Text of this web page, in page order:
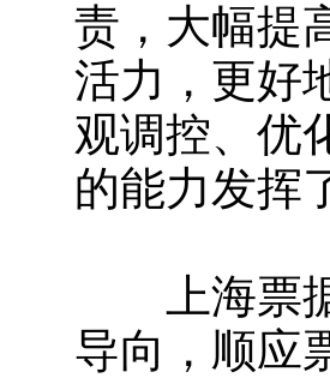
责，大幅提
活力，更好
观调控、优
的能力发挥
上海票据
导向，顺应